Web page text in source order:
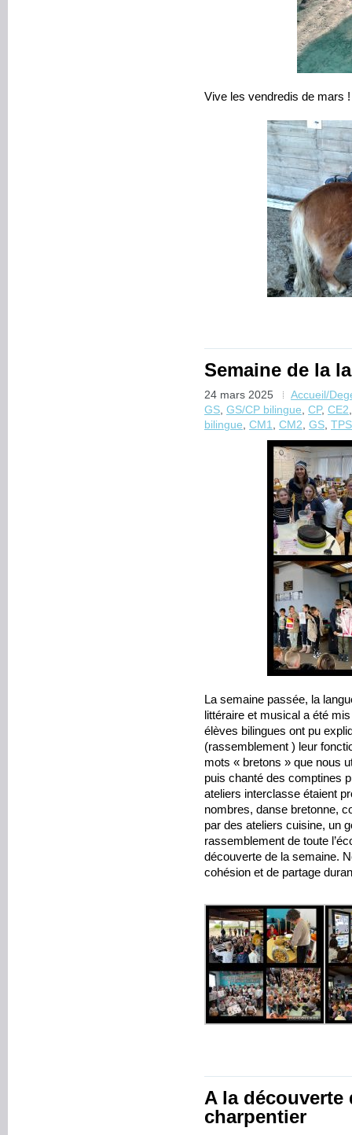
Vive les vendredis de mars !
Semaine de la
24 mars 2025
Accueil/
GS, GS/CP bilingue, CP, CE2
bilingue, CM1, CM2, GS,
La semaine passée, la
littéraire et musical a été
élèves bilingues ont pu
(rassemblement ) leur
mots « bretons » que nous
puis chanté des comptines
ateliers interclasse étaient
nombres, danse bretonne,
par des ateliers cuisine, un
rassemblement de toute
découverte de la semaine.
cohésion et de partage
A la découverte
charpentier